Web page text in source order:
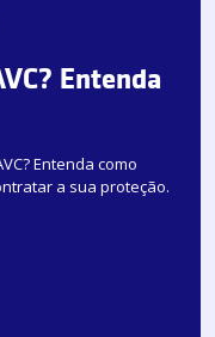
Entenda
Entenda como
a sua proteção.